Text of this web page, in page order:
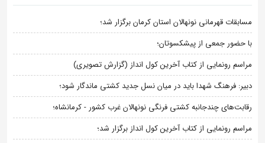
مسابقات قهرمانی نونهالان استان کرمان برگزار شد؛
با حضور جمعی از پیشکسوتان؛
مراسم رونمایی از کتاب آخرین کول انداز (گزارش تصویری)
دبیر: فرهنگ شهدا باید در میان نسل جدید کشتی ماندگار شود؛
رقابت‌های چندجانبه کشتی فرنگی نونهالان غرب کشور - کرمانشاه؛
مراسم رونمایی از کتاب آخرین کول انداز برگزار شد؛